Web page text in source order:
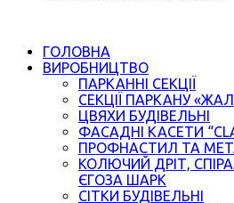
ГОЛОВНА
ВИРОБНИЦТВО
ПАРКАННІ СЕКЦІЇ
СЕКЦІЇ ПАРКАНУ
ЦВЯХИ БУДІВЕЛЬНІ
ФАСАДНІ КАСЕТИ
ПРОФНАСТИЛ ТА
КОЛЮЧИЙ ДРІТ,
ЄГОЗА ШАРК
СІТКИ БУДІВЕЛЬНІ